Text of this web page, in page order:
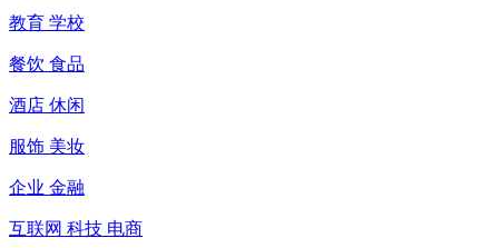
教育 学校
餐饮 食品
酒店 休闲
服饰 美妆
企业 金融
互联网 科技 电商